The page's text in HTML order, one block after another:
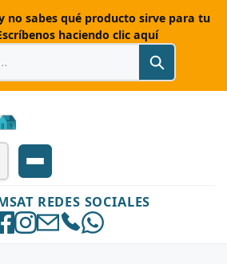
no sabes qué producto sirve para tu
haciendo clic aquí
REDES SOCIALES